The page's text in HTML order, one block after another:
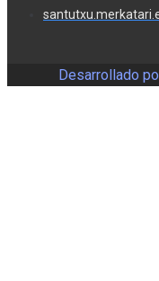
Desarrollado